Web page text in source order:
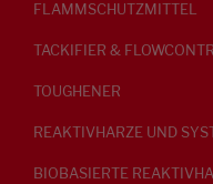
FLAMMSCHUTZMITTEL
TACKIFIER &
TOUGHENER
REAKTIVHARZE UND
BIOBASIERTE